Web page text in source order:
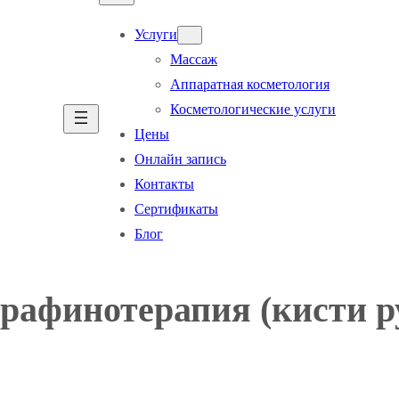
Услуги
Массаж
Аппаратная косметология
Косметологические услуги
Цены
Онлайн запись
Контакты
Сертификаты
Блог
(кисти